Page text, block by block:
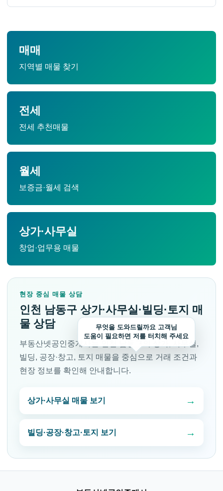
매매
지역별 매물 찾기
전세
전세 추천매물
월세
보증금·월세 검색
상가·사무실
창업·업무용 매물
현장 중심 매물 상담
인천 남동구 상가·사무실·빌딩·토지 매
물 상담
부동산넷공인중개사는 인천 남동구의 상가, 사무실,
빌딩, 공장·창고, 토지 매물을 중심으로 거래 조건과
현장 정보를 확인해 안내합니다.
상가·사무실 매물 보기
빌딩·공장·창고·토지 보기
무엇을 도와드릴까요 고객님
도움이 필요하면 저를 터치해 주세요